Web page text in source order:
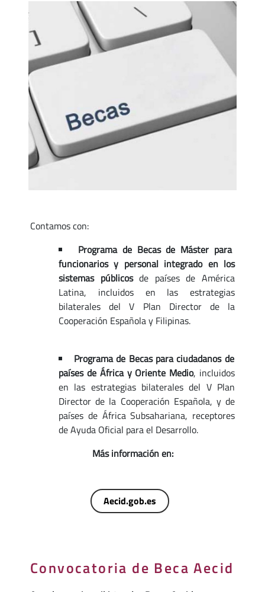
Contamos con:
Programa de Becas de Máster para
funcionarios y personal integrado en los
sistemas públicosde países de América
Latina, incluidos en las estrategias
bilaterales del V Plan Director de la
Cooperación Española y Filipinas.
Programa de Becas para ciudadanos de
países de África y Oriente Medio, incluidos
en las estrategias bilaterales del V Plan
Director de la Cooperación Española, y de
países de África Subsahariana, receptores
de Ayuda Oficial para el Desarrollo.
Más información en:
Aecid.gob.es
Convocatoria de Beca Aecid